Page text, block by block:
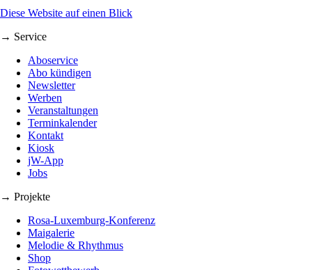
Diese Website auf einen Blick
→ Service
Aboservice
Abo kündigen
Newsletter
Werben
Veranstaltungen
Terminkalender
Kontakt
Kiosk
jW-App
Jobs
→ Projekte
Rosa-Luxemburg-Konferenz
Maigalerie
Melodie & Rhythmus
Shop